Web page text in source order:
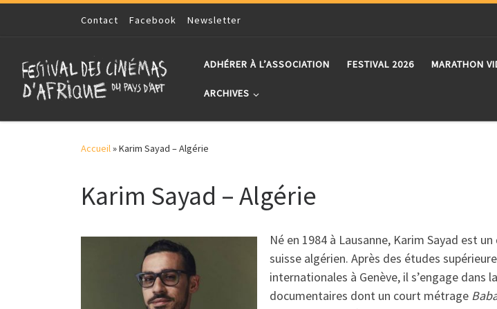
Skip to contentContact Facebook Newsletter
ADHÉRER À L’ASSOCIATION FESTIVAL 2026 MARATHON
ARCHIVES
Accueil»Karim Sayad – Algérie
Karim Sayad – Algérie
Né en 1984 à Lausanne, Karim Sayad est
suisse algérien. Après des études
internationales à Genève, il s’engage dans
documentaires dont un court métrage